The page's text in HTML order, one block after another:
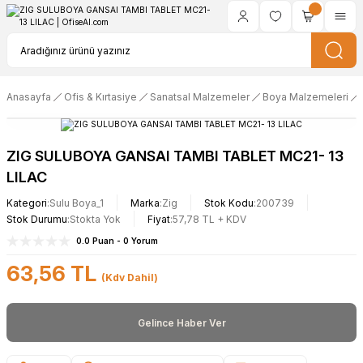
Anasayfa Ofis & Kırtasiye Sanatsal Malzemeler Boya Malzemeleri
ZIG SULUBOYA GANSAI TAMBI TABLET MC21- 13
LILAC
Kategori Sulu Boya_1 Marka Zig Stok Kodu 200739
Stok Durumu Stokta Yok Fiyat 57,78 TL + KDV
0.0 Puan - 0 Yorum
63,56 TL (Kdv Dahil)
Gelince Haber Ver